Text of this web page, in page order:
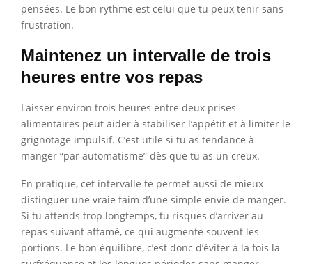
pensées. Le bon rythme est celui que tu peux tenir sans
frustration.
Maintenez un intervalle de trois
heures entre vos repas
Laisser environ trois heures entre deux prises
alimentaires peut aider à stabiliser l’appétit et à limiter le
grignotage impulsif. C’est utile si tu as tendance à
manger “par automatisme” dès que tu as un creux.
En pratique, cet intervalle te permet aussi de mieux
distinguer une vraie faim d’une simple envie de manger.
Si tu attends trop longtemps, tu risques d’arriver au
repas suivant affamé, ce qui augmente souvent les
portions. Le bon équilibre, c’est donc d’éviter à la fois la